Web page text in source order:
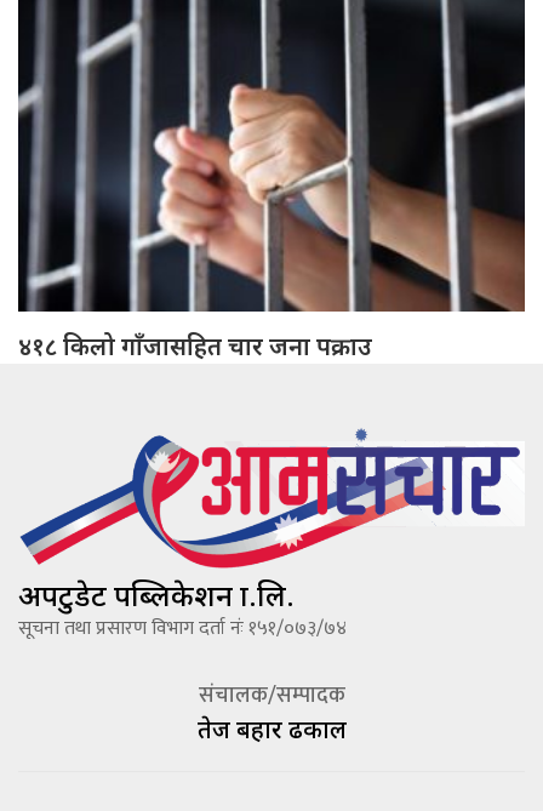
४१८ किलो गाँजासहित चार जना पक्राउ
अपटुडेट पब्लिकेशन प्रा.लि.
सूचना तथा प्रसारण विभाग दर्ता नंः १५१/०७३/७४
संचालक/सम्पादक
तेज बहादूर ढकाल